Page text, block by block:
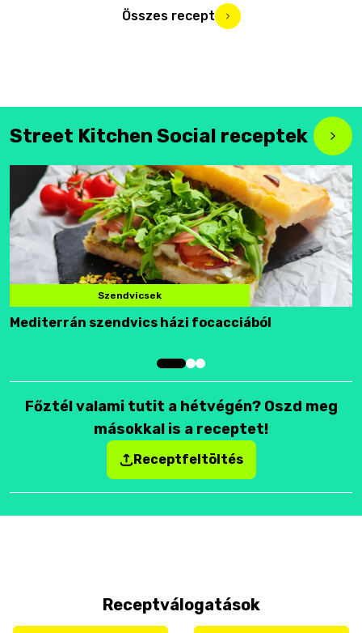
Összes recept
Street Kitchen Social receptek
Szendvicsek
Mediterrán szendvics házi focacciából
Főztél valami tutit a hétvégén? Oszd meg
másokkal is a receptet!
Receptfeltöltés
Receptválogatások